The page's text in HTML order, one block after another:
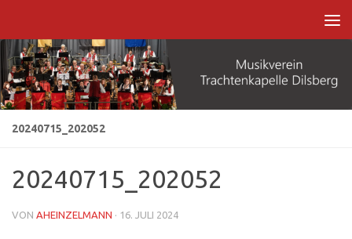
20240715_202052
20240715_202052
VON AHEINZELMANN · 16. JULI 2024